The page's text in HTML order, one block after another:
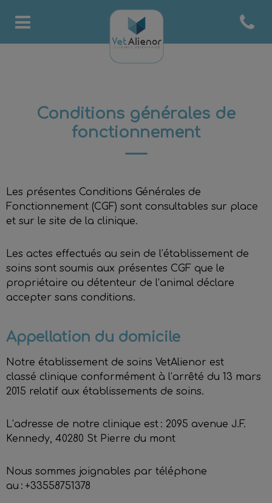
Page d'accueil de Clinique
Open
Conditions générales de
fonctionnement
Les présentes Conditions Générales de
Fonctionnement (CGF) sont consultables sur place
et sur le site de la clinique.
Les actes effectués au sein de l’établissement de
soins sont soumis aux présentes CGF que le
propriétaire ou détenteur de l’animal déclare
accepter sans conditions.
Appellation du domicile
Notre établissement de soins VetAlienor est
classé clinique conformément à l’arrêté du 13 mars
2015 relatif aux établissements de soins.
L’adresse de notre clinique est : 2095 avenue J.F.
Kennedy, 40280 St Pierre du mont
Nous sommes joignables par téléphone
au : +33558751378